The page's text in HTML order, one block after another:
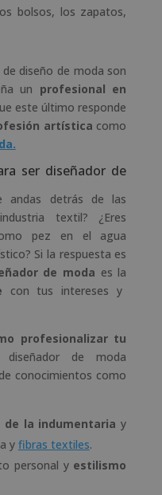
bolsos, los zapatos,
diseño de moda son
un profesional en
este último responde
artística como
ser diseñador de
andas detrás de las
textil? ¿Eres
pez en el agua
Si la respuesta es
de moda es la
con tus intereses y
profesionalizar tu
de moda
conocimientos como
de la indumentaria y
y fibras textiles.
personal y estilismo